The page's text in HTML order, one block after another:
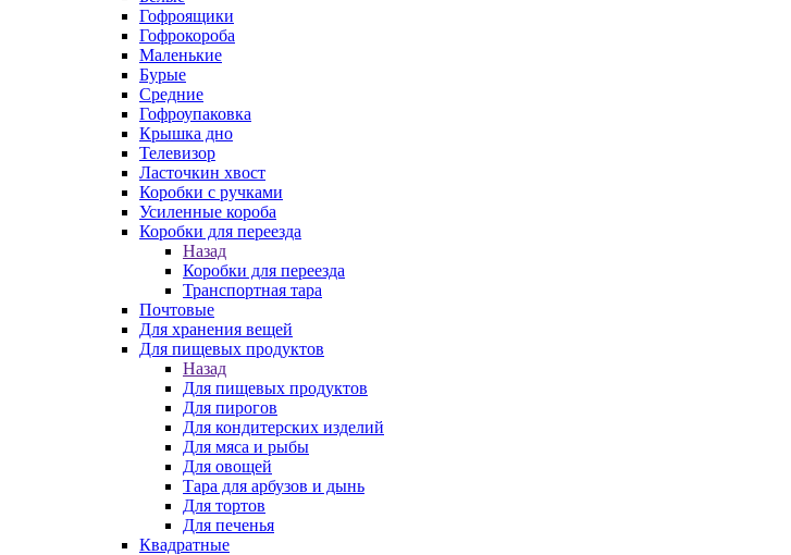
Гофроящики
Гофрокороба
Маленькие
Бурые
Средние
Гофроупаковка
Крышка дно
Телевизор
Ласточкин хвост
Коробки с ручками
Усиленные короба
Коробки для переезда
Назад
Коробки для переезда
Транспортная тара
Почтовые
Для хранения вещей
Для пищевых продуктов
Назад
Для пищевых продуктов
Для пирогов
Для кондитерских изделий
Для мяса и рыбы
Для овощей
Тара для арбузов и дынь
Для тортов
Для печенья
Квадратные